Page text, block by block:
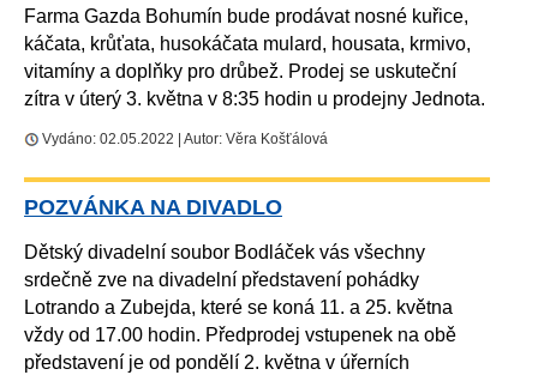
Farma Gazda Bohumín bude prodávat nosné kuřice,
káčata, krůťata, husokáčata mulard, housata, krmivo,
vitamíny a doplňky pro drůbež. Prodej se uskuteční
zítra v úterý 3. května v 8:35 hodin u prodejny Jednota.
Vydáno: 02.05.2022 | Autor: Věra Košťálová
POZVÁNKA NA DIVADLO
Dětský divadelní soubor Bodláček vás všechny
srdečně zve na divadelní představení pohádky
Lotrando a Zubejda, které se koná 11. a 25. května
vždy od 17.00 hodin. Předprodej vstupenek na obě
představení je od pondělí 2. května v úřerních